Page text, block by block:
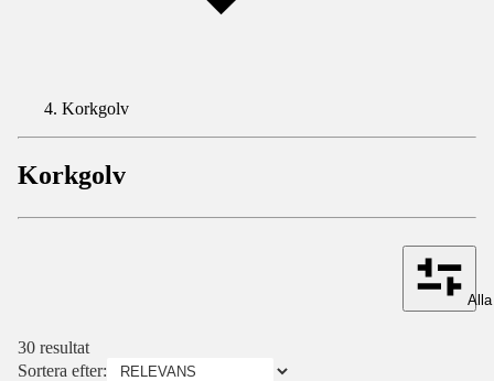
Korkgolv
Korkgolv
30 resultat
Sortera efter: